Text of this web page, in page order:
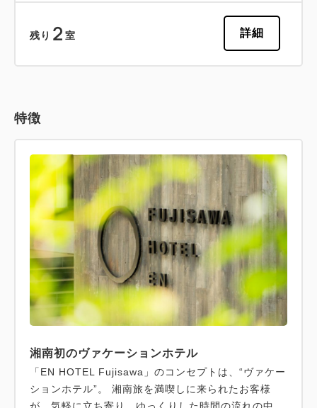
残り 2 室 詳細
特徴
湘南初のヴァケーションホテル
「EN HOTEL Fujisawa」のコンセプトは、“ヴァケー
ションホテル”。 湘南旅を満喫しに来られたお客様